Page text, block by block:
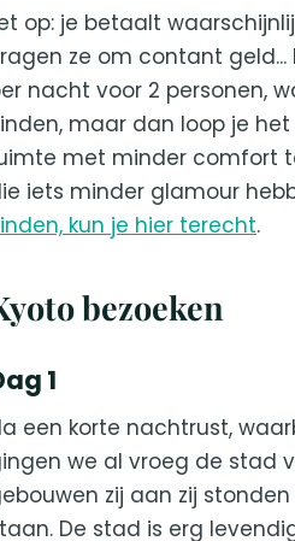
op: je betaalt
ze om contant geld...
nacht voor 2 personen,
maar dan loop je
met minder comfort
iets minder glamour
kun je hier terecht.
bezoeken
1
een korte nachtrust,
we al vroeg de stad
zij aan zij
De stad is erg